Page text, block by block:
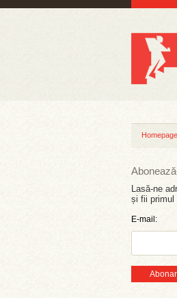
Homepage
Lasă-ne
și fii primul
E-mail: